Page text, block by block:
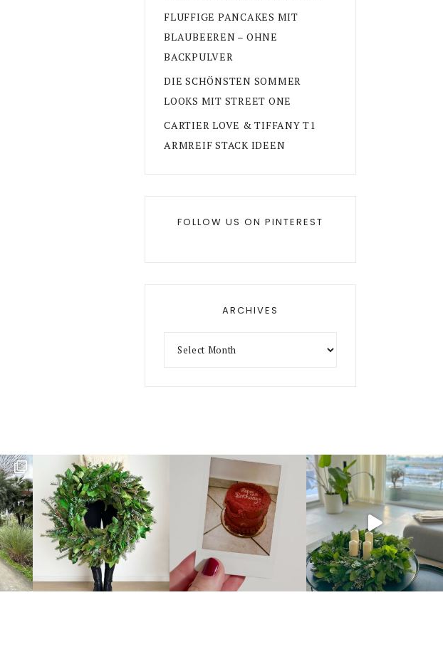
FLUFFIGE PANCAKES MIT
BLAUBEEREN – OHNE
BACKPULVER
DIE SCHÖNSTEN SOMMER
LOOKS MIT STREET ONE
CARTIER LOVE & TIFFANY T1
ARMREIF STACK IDEEN
FOLLOW US ON PINTEREST
ARCHIVES